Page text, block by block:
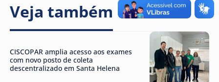
Veja também
CISCOPAR amplia acesso aos exames
com novo posto de coleta
descentralizado em Santa Helena